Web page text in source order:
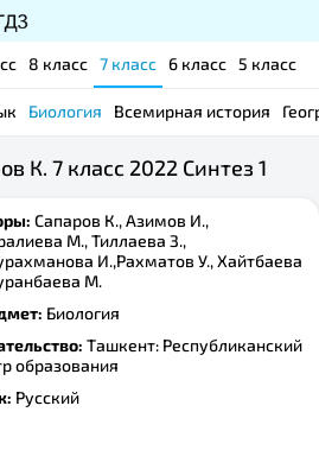
8 класс 7 класс 6 класс 5 класс
Биология Всемирная история
К. 7 класс 2022 Синтез 1
Сапаров К., Азимов И.,
М., Тиллаева З.,
И.,Рахматов У., Хайтбаева
М.
Биология
Ташкент: Республиканский
образования
Русский